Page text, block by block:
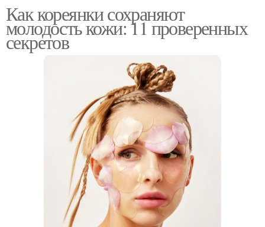
Как кореянки сохраняют
молодость кожи: 11 проверенных
секретов